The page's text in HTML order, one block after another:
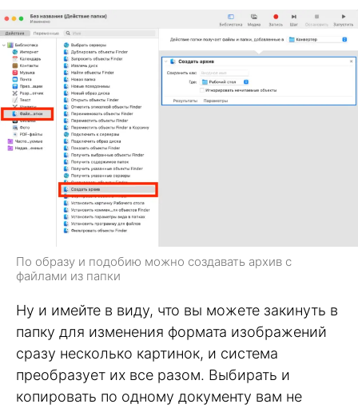
По образу и подобию можно создавать архив с
файлами из папки
Ну и имейте в виду, что вы можете закинуть в
папку для изменения формата изображений
сразу несколько картинок, и система
преобразует их все разом. Выбирать и
копировать по одному документу вам не